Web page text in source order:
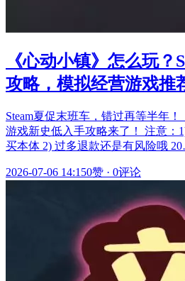
《心动小镇》怎么玩？
攻略，模拟经营游戏推
Steam夏促末班车，错过再等半年
游戏新史低入手攻略来了！ 注意：
买本体 2) 过多退款还是有风险哦
2026-07-06 14:150赞 · 0评论